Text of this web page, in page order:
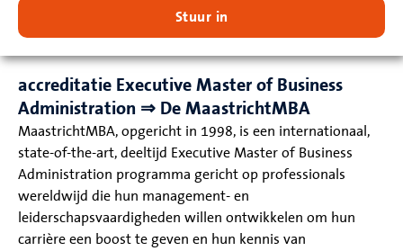
Stuur in
accreditatie Executive Master of Business
Administration ⇒ De MaastrichtMBA
MaastrichtMBA, opgericht in 1998, is een internationaal,
state-of-the-art, deeltijd Executive Master of Business
Administration programma gericht op professionals
wereldwijd die hun management- en
leiderschapsvaardigheden willen ontwikkelen om hun
carrière een boost te geven en hun kennis van